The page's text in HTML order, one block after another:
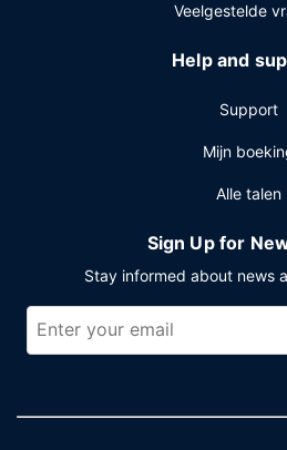
Veelgestelde
Help and
Support
Mijn
Alle talen
Sign Up for
Stay informed about news